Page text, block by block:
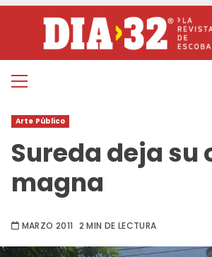
contenido
Menú
Arte Público
Sureda deja su
magna
MARZO 2011 2 MIN DE LECTURA